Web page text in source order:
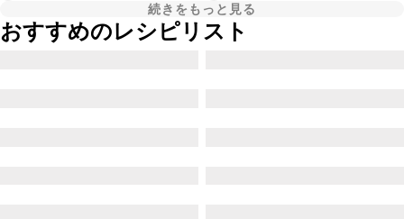
続きをもっと見る
おすすめのレシピリスト